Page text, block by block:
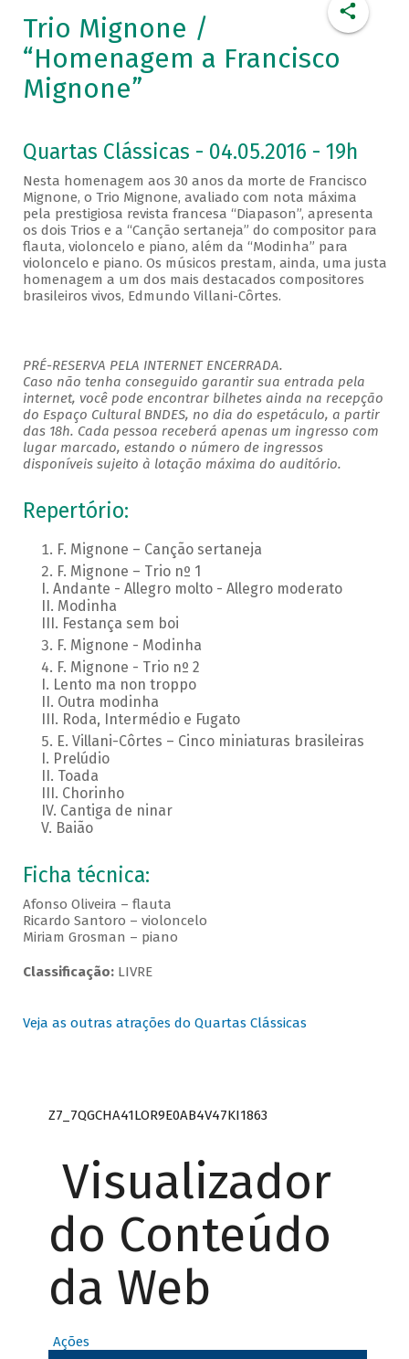
Trio Mignone /
“Homenagem a Francisco
Mignone”
Quartas Clássicas - 04.05.2016 - 19h
Nesta homenagem aos 30 anos da morte de Francisco
Mignone, o Trio Mignone, avaliado com nota máxima
pela prestigiosa revista francesa “Diapason”, apresenta
os dois Trios e a “Canção sertaneja” do compositor para
flauta, violoncelo e piano, além da “Modinha” para
violoncelo e piano. Os músicos prestam, ainda, uma justa
homenagem a um dos mais destacados compositores
brasileiros vivos, Edmundo Villani-Côrtes.
PRÉ-RESERVA PELA INTERNET ENCERRADA.
Caso não tenha conseguido garantir sua entrada pela
internet, você pode encontrar bilhetes ainda na recepção
do Espaço Cultural BNDES, no dia do espetáculo, a partir
das 18h. Cada pessoa receberá apenas um ingresso com
lugar marcado, estando o número de ingressos
disponíveis sujeito à lotação máxima do auditório.
Repertório:
F. Mignone – Canção sertaneja
F. Mignone – Trio nº 1
I. Andante - Allegro molto - Allegro moderato
II. Modinha
III. Festança sem boi
F. Mignone - Modinha
F. Mignone - Trio nº 2
I. Lento ma non troppo
II. Outra modinha
III. Roda, Intermédio e Fugato
E. Villani-Côrtes – Cinco miniaturas brasileiras
I. Prelúdio
II. Toada
III. Chorinho
IV. Cantiga de ninar
V. Baião
Ficha técnica:
Afonso Oliveira – flauta
Ricardo Santoro – violoncelo
Miriam Grosman – piano
Classificação:LIVRE
Veja as outras atrações do Quartas Clássicas
Z7_7QGCHA41LOR9E0AB4V47KI1863
Visualizador
do Conteúdo
da Web
Ações